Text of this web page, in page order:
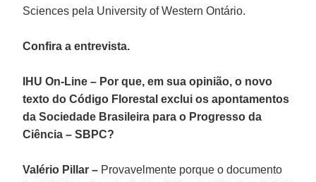
Sciences pela University of Western Ontário.
Confira a entrevista.
IHU On-Line – Por que, em sua opinião, o novo
texto do Código Florestal exclui os apontamentos
da Sociedade Brasileira para o Progresso da
Ciência – SBPC?
Valério Pillar – Provavelmente porque o documento